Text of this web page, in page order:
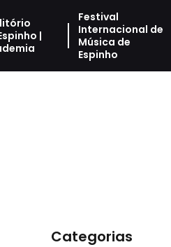
|
Festival
Internacional de
Música de
Espinho
Categorias